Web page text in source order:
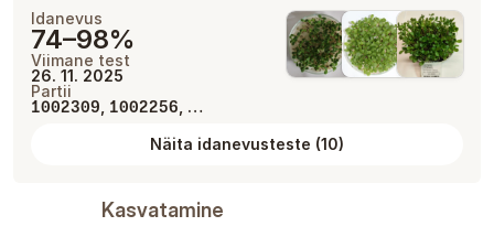
Idanevus
74–98%
Viimane test
26. 11. 2025
Partii
1002309 1002256 , …
Näita idanevusteste (10)
Kasvatamine